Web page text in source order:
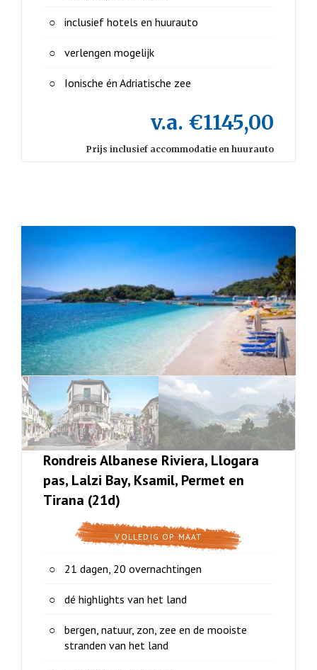
inclusief hotels en huurauto
verlengen mogelijk
Ionische én Adriatische zee
v.a. €1145,00
Prijs inclusief accommodatie en huurauto
Rondreis Albanese Riviera, Llogara
pas, Lalzi Bay, Ksamil, Permet en
Tirana (21d)
VOLLEDIG OP MAAT
21 dagen, 20 overnachtingen
dé highlights van het land
bergen, natuur, zon, zee en de mooiste
stranden van het land